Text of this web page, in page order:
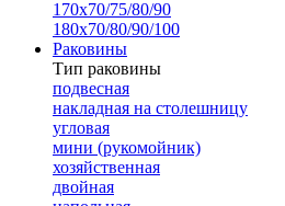
170х70/75/80/90
180х70/80/90/100
Раковины
Тип раковины
подвесная
накладная на столешницу
угловая
мини (рукомойник)
хозяйственная
двойная